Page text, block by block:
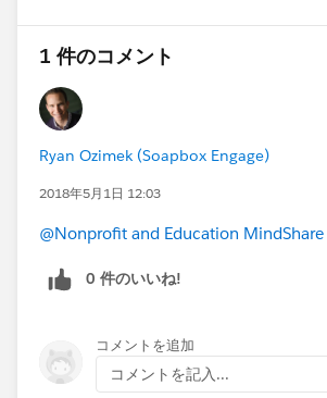
1 件のコメント
Ryan Ozimek (Soapbox Engage)
2018年5月1日 12:03
@Nonprofit and Education MindShare
0 件のいいね!
コメントを追加
コメントを記入...